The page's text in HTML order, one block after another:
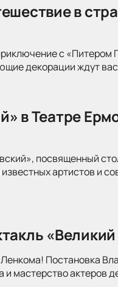
в
с
декорации ждут
в Театре
посвященный
артистов и
Постановка
мастерство актеров